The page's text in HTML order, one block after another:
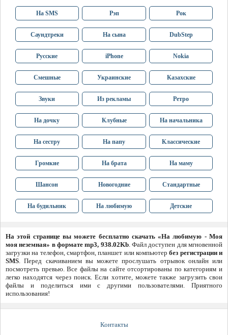
На SMS Рэп Рок
Саундтреки На сына DubStep
Русские iPhone Nokia
Смешные Украинские Казахские
Звуки Из рекламы Ретро
На дочку Клубные На начальника
На сестру На папу Классические
Громкие На брата На маму
Шансон Новогодние Стандартные
На будильник На любимую Детские
На этой странице вы можете бесплатно скачать «На любимую - Моя
моя неземная» в формате mp3, 938.02Kb. Файл доступен для мгновенной
загрузки на телефон, смартфон, планшет или компьютербез регистрации и
SMS. Перед скачиванием вы можете прослушать отрывок онлайн или
посмотреть превью. Все файлы на сайте отсортированы по категориям и
легко находятся через поиск. Если хотите, можете также загрузить свои
файлы и поделиться ими с другими пользователями. Приятного
использования!
Контакты